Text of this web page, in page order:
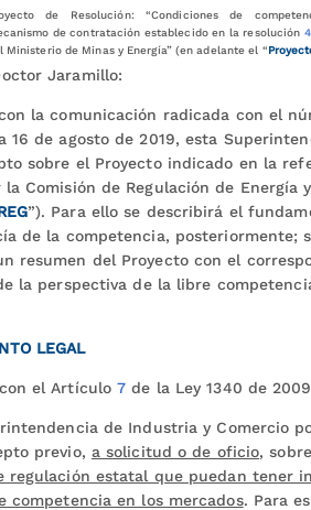
de Resolución: “Condiciones de
de contratación establecido en la resolución
Ministerio de Minas y Energía” (en adelante el “
Jaramillo:
la comunicación radicada con el
16 de agosto de 2019, esta
sobre el Proyecto indicado en la
Comisión de Regulación de Energía
”). Para ello se describirá el
de la competencia, posteriormente;
resumen del Proyecto con el
la perspectiva de la libre
LEGAL
el Artículo7 de la Ley 1340 de 2009
de Industria y Comercio
previo, a solicitud o de oficio,
regulación estatal que puedan tener
competencia en los mercados. Para